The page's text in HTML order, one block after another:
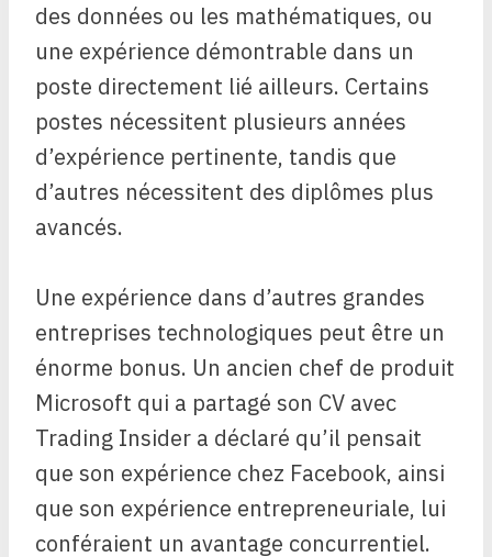
des données ou les mathématiques, ou
une expérience démontrable dans un
poste directement lié ailleurs. Certains
postes nécessitent plusieurs années
d’expérience pertinente, tandis que
d’autres nécessitent des diplômes plus
avancés.
Une expérience dans d’autres grandes
entreprises technologiques peut être un
énorme bonus. Un ancien chef de produit
Microsoft qui a partagé son CV avec
Trading Insider a déclaré qu’il pensait
que son expérience chez Facebook, ainsi
que son expérience entrepreneuriale, lui
conféraient un avantage concurrentiel.